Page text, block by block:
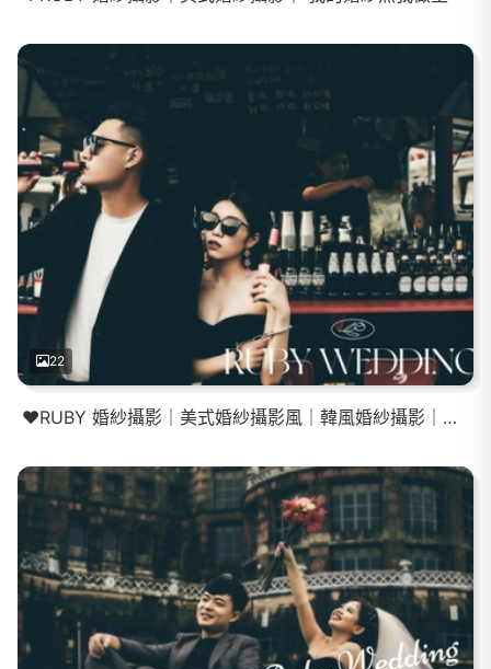
22
❤️RUBY 婚紗攝影｜美式婚紗攝影風｜韓風婚紗攝影｜大片婚紗照|我的婚紗我做主